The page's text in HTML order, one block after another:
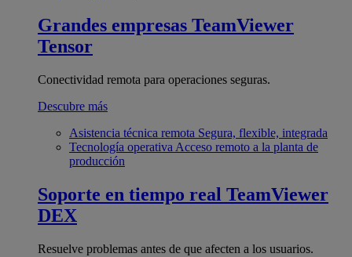
Grandes empresas TeamViewer
Tensor
Conectividad remota para operaciones seguras.
Descubre más
Asistencia técnica remota Segura, flexible, integrada
Tecnología operativa Acceso remoto a la planta de
producción
Soporte en tiempo real TeamViewer
DEX
Resuelve problemas antes de que afecten a los usuarios.